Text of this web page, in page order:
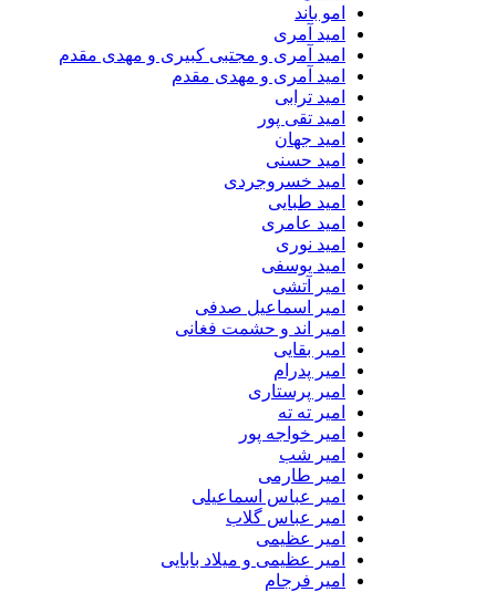
امو باند
امید آمری
امید آمری و مجتبی کبیری و مهدى مقدم
امید آمری و مهدی مقدم
امید ترابی
امید تقی پور
امید جهان
امید حسنی
امید خسروجردی
امید طبایی
امید عامری
امید نوری
امید یوسفی
امیر آتشی
امیر اسماعیل صدفی
امیر اند و حشمت فغانی
امیر بقایی
امیر پدرام
امیر پرستاری
امیر ته ته
امیر خواجه پور
امیر شب
امیر طارمی
امیر عباس اسماعیلی
امیر عباس گلاب
امیر عظیمی
امیر عظیمی و میلاد بابایی
امیر فرجام